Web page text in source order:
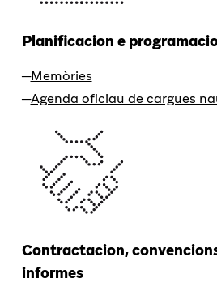
Planificacion e
Memòries
Agenda oficiau de cargues
Contractacion,
informes